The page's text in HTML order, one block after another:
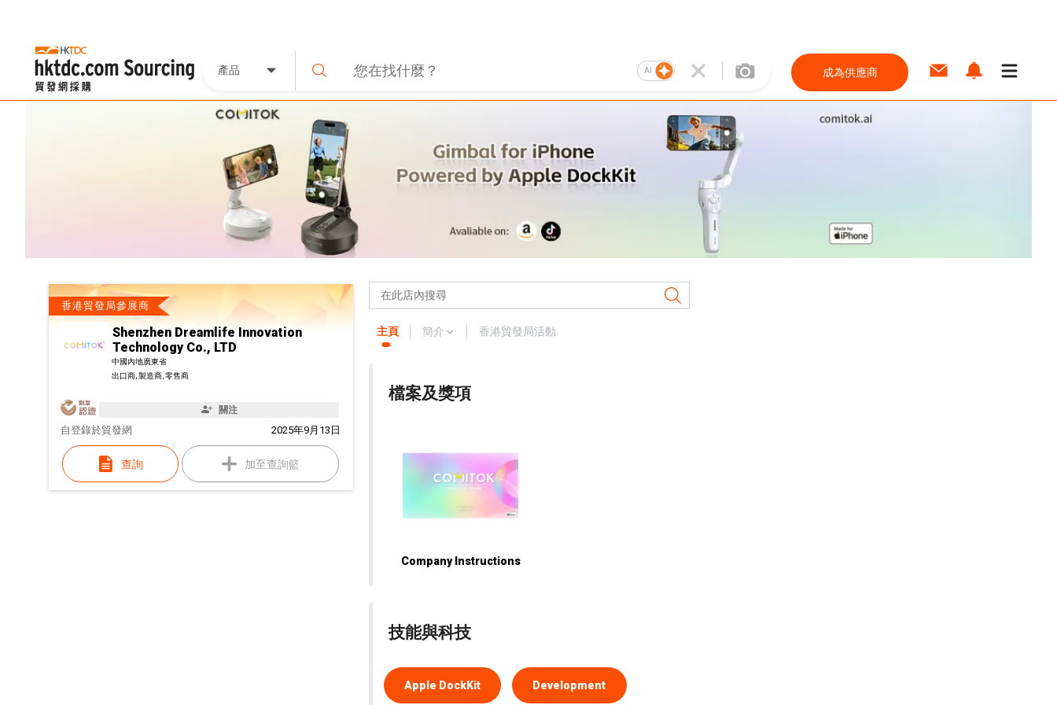
產品 AI 成為供應商
香港貿發局參展商
Shenzhen Dreamlife Innovation
Technology Co., LTD
中國內地廣東省
出口商, 製造商, 零售商
關注
自 2025年9月13日
登錄於貿發網
查詢 加至查詢籃
主頁 簡介 香港貿發局活動
檔案及獎項
Company Instructions
技能與科技
Apple DockKit Development